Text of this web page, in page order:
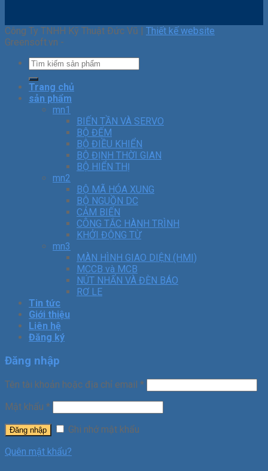
Công Ty TNHH Kỹ Thuật Đức Vũ | Thiết kế website
Greensoft.vn -
Trang chủ
sản phẩm
mn1
BIẾN TẦN VÀ SERVO
BỘ ĐẾM
BỘ ĐIỀU KHIỂN
BỘ ĐỊNH THỜI GIAN
BỘ HIỂN THỊ
mn2
BỘ MÃ HÓA XUNG
BỘ NGUỒN DC
CẢM BIẾN
CÔNG TẮC HÀNH TRÌNH
KHỞI ĐỘNG TỪ
mn3
MÀN HÌNH GIAO DIỆN (HMI)
MCCB và MCB
NÚT NHẤN VÀ ĐÈN BÁO
RƠ LE
Tin tức
Giới thiệu
Liên hệ
Đăng ký
Đăng nhập
Tên tài khoản hoặc địa chỉ email *
Mật khẩu *
Đăng nhập
Ghi nhớ mật khẩu
Quên mật khẩu?